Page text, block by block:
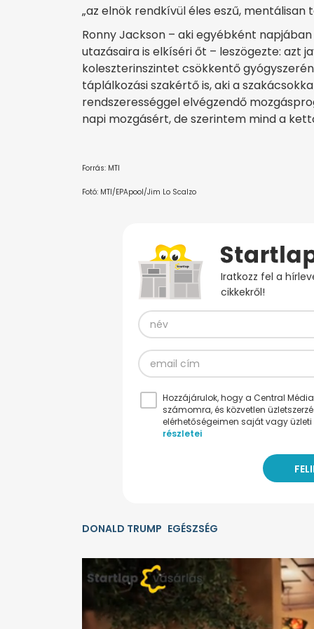
„az elnök rendkívül éles eszű, mentálisan
Ronny Jackson – aki egyébként
utazásaira is elkíséri őt – leszögezte: azt
koleszterinszintet csökkentő
táplálkozási szakértő is, aki a
rendszerességgel elvégzendő
napi mozgásért, de szerintem mind a
Forrás: MTI
Fotó: MTI/EPApool/Jim Lo Scalzo
Iratkozz fel a
cikkekről!
Hozzájárulok, hogy a Central
számomra, és közvetlen
elérhetőségeimen saját vagy
részletei
DONALD TRUMP EGÉSZSÉG